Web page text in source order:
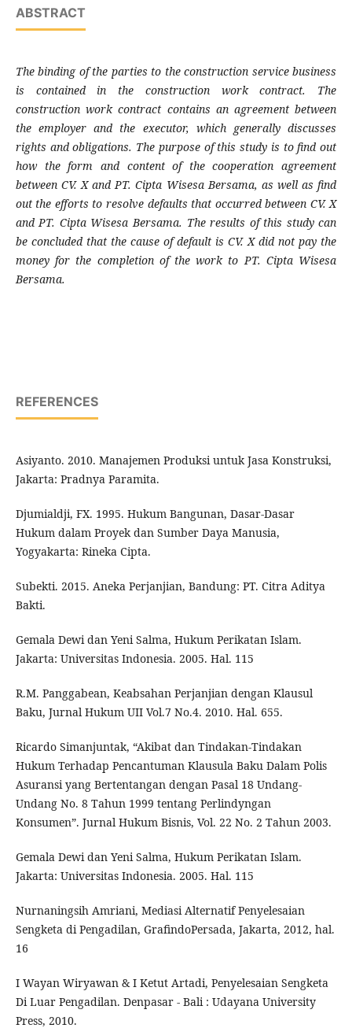
ABSTRACT
The binding of the parties to the construction service business
is contained in the construction work contract. The
construction work contract contains an agreement between
the employer and the executor, which generally discusses
rights and obligations. The purpose of this study is to find out
how the form and content of the cooperation agreement
between CV. X and PT. Cipta Wisesa Bersama, as well as find
out the efforts to resolve defaults that occurred between CV. X
and PT. Cipta Wisesa Bersama. The results of this study can
be concluded that the cause of default is CV. X did not pay the
money for the completion of the work to PT. Cipta Wisesa
Bersama.
REFERENCES
Asiyanto. 2010. Manajemen Produksi untuk Jasa Konstruksi,
Jakarta: Pradnya Paramita.
Djumialdji, FX. 1995. Hukum Bangunan, Dasar-Dasar
Hukum dalam Proyek dan Sumber Daya Manusia,
Yogyakarta: Rineka Cipta.
Subekti. 2015. Aneka Perjanjian, Bandung: PT. Citra Aditya
Bakti.
Gemala Dewi dan Yeni Salma, Hukum Perikatan Islam.
Jakarta: Universitas Indonesia. 2005. Hal. 115
R.M. Panggabean, Keabsahan Perjanjian dengan Klausul
Baku, Jurnal Hukum UII Vol.7 No.4. 2010. Hal. 655.
Ricardo Simanjuntak, “Akibat dan Tindakan-Tindakan
Hukum Terhadap Pencantuman Klausula Baku Dalam Polis
Asuransi yang Bertentangan dengan Pasal 18 Undang-
Undang No. 8 Tahun 1999 tentang Perlindyngan
Konsumen”. Jurnal Hukum Bisnis, Vol. 22 No. 2 Tahun 2003.
Gemala Dewi dan Yeni Salma, Hukum Perikatan Islam.
Jakarta: Universitas Indonesia. 2005. Hal. 115
Nurnaningsih Amriani, Mediasi Alternatif Penyelesaian
Sengketa di Pengadilan, GrafindoPersada, Jakarta, 2012, hal.
16
I Wayan Wiryawan & I Ketut Artadi, Penyelesaian Sengketa
Di Luar Pengadilan. Denpasar - Bali : Udayana University
Press, 2010.